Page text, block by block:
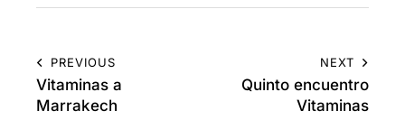
PREVIOUS
Vitaminas a
Marrakech
NEXT
Quinto encuentro
Vitaminas